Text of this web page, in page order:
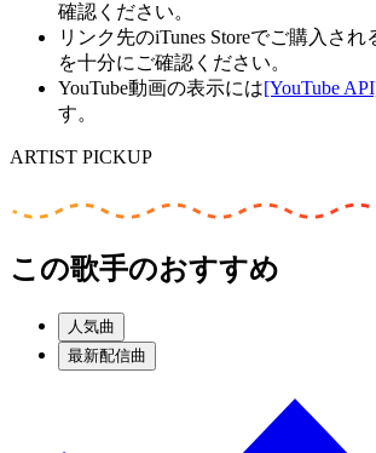
確認ください。
リンク先のiTunes Storeでご購入さ
を十分にご確認ください。
YouTube動画の表示には[YouTube
す。
ARTIST PICKUP
この歌手のおすすめ
人気曲
最新配信曲